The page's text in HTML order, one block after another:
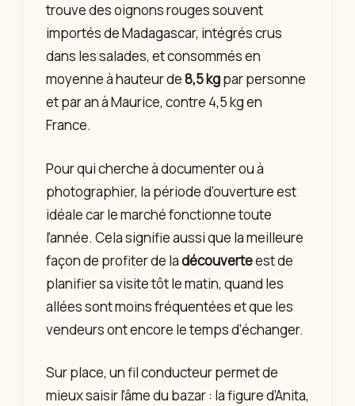
trouve des oignons rouges souvent
importés de Madagascar, intégrés crus
dans les salades, et consommés en
moyenne à hauteur de8,5 kgpar personne
et par an à Maurice, contre 4,5 kg en
France.
Pour qui cherche à documenter ou à
photographier, la période d’ouverture est
idéale car le marché fonctionne toute
l’année. Cela signifie aussi que la meilleure
façon de profiter de ladécouverteest de
planifier sa visite tôt le matin, quand les
allées sont moins fréquentées et que les
vendeurs ont encore le temps d’échanger.
Sur place, un fil conducteur permet de
mieux saisir l’âme du bazar : la figure d’Anita,